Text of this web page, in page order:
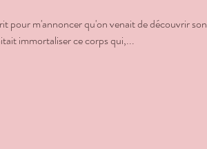
pour m'annoncer qu'on venait de découvrir son
immortaliser ce corps qui,...